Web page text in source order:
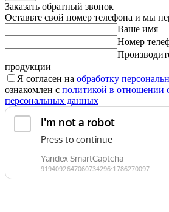
Заказать обратный звонок
Оставьте свой номер телефона и мы
Ваше имя
Номер
продукции
Я согласен на обработку
ознакомлен с политикой в отношении
персональных данных